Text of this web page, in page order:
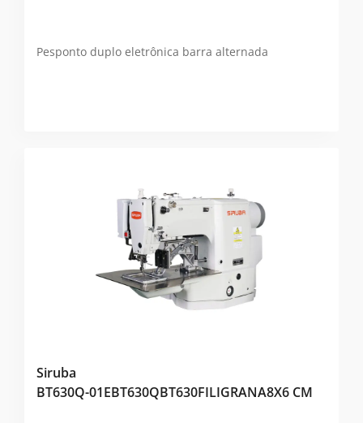
Pesponto duplo eletrônica barra alternada
Siruba
BT630Q-01EBT630QBT630FILIGRANA8X6 CM